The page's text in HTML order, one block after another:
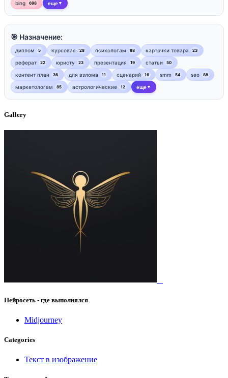
bing 698 еще ▼
🎯 Назначение:
диплом 5 курсовая 28 психологам 98 карточки товара 23
реферат 22 юристу 23 презентация 19 статьи 50
контент план 36 для взлома 11 сценарий 16 smm 54 seo 88
маркетологам 85 астрологические 12 еще ▼
Gallery
Нейросеть - где выполнялся
Midjourney
Categories
Текст в изображение